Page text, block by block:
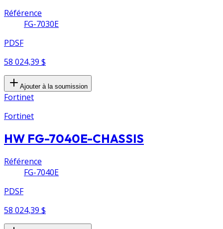
Référence
FG-7030E
PDSF
58 024,39 $
Ajouter à la soumission
Fortinet
Fortinet
HW FG-7040E-CHASSIS
Référence
FG-7040E
PDSF
58 024,39 $